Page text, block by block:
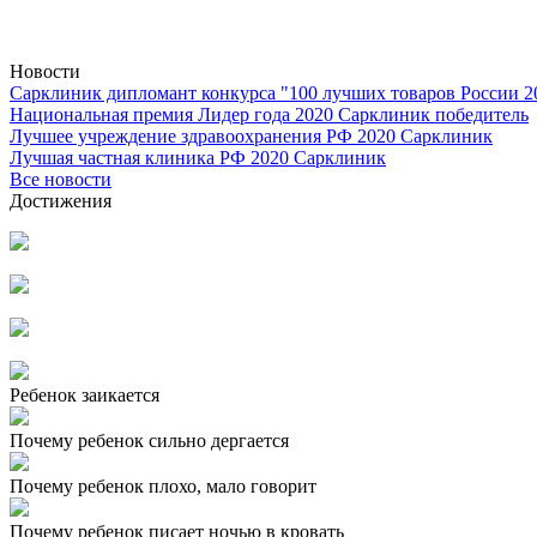
Новости
Сарклиник дипломант конкурса "100 лучших товаров России
Национальная премия Лидер года 2020 Сарклиник победитель
Лучшее учреждение здравоохранения РФ 2020 Сарклиник
Лучшая частная клиника РФ 2020 Сарклиник
Все новости
Достижения
Ребенок заикается
Почему ребенок сильно дергается
Почему ребенок плохо, мало говорит
Почему ребенок писает ночью в кровать